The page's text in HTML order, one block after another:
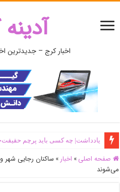
اخبار کرج – جدیدترین
یادداشت| ‌چه کسی باید پرچم
صفحه اصلی » اخبار » ساکنان رجایی شهر
می‌شوند